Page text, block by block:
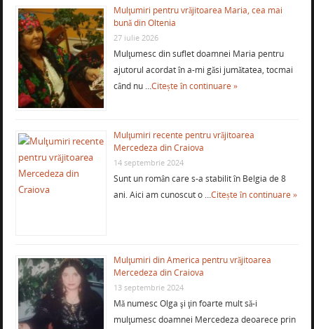
Mulţumiri pentru vrăjitoarea Maria, cea mai
bună din Oltenia
27 iulie 2026
Mulţumesc din suflet doamnei Maria pentru
ajutorul acordat în a-mi găsi jumătatea, tocmai
când nu …Citește în continuare »
Mulţumiri recente pentru vrăjitoarea
Mercedeza din Craiova
14 septembrie 2024
Sunt un român care s-a stabilit în Belgia de 8
ani. Aici am cunoscut o …Citește în continuare »
Mulţumiri din America pentru vrăjitoarea
Mercedeza din Craiova
13 septembrie 2024
Mă numesc Olga şi ţin foarte mult să-i
mulţumesc doamnei Mercedeza deoarece prin